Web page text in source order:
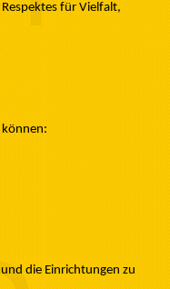
für Vielfalt,
die Einrichtungen zu